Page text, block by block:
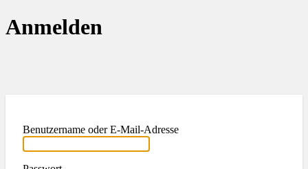
Anmelden
Benutzername oder E-Mail-Adresse